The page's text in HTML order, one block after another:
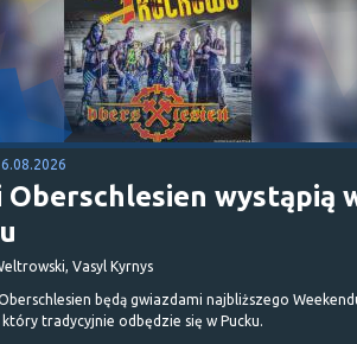
Oberschlesien wystąpią
Vasyl Kyrnys
będą gwiazdami najbliższego
tradycyjnie odbędzie się w Pucku.